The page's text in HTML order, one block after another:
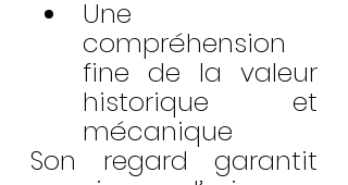
Une
compréhension
fine de la valeur
historique et
mécanique
Son regard garantit